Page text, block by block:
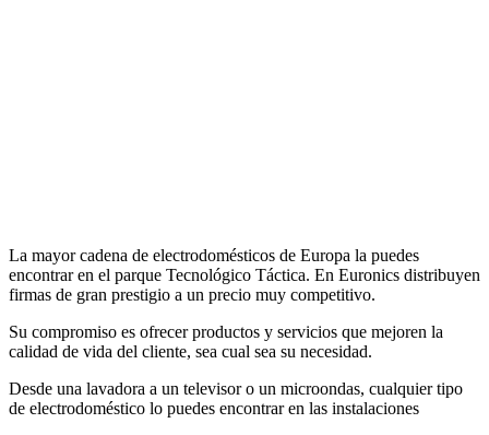
La mayor cadena de electrodomésticos de Europa la puedes
encontrar en el parque Tecnológico Táctica. En Euronics distribuyen
firmas de gran prestigio a un precio muy competitivo.
Su compromiso es ofrecer productos y servicios que mejoren la
calidad de vida del cliente, sea cual sea su necesidad.
Desde una lavadora a un televisor o un microondas, cualquier tipo
de electrodoméstico lo puedes encontrar en las instalaciones